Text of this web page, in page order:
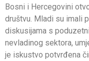
Bosni i Hercegovini
društvu. Mladi su imali
diskusijama s
nevladinog sektora,
je iskustvo potvrđena